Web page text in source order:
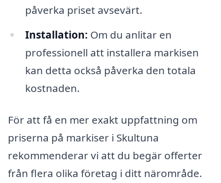
påverka priset avsevärt.
Installation: Om du anlitar en
professionell att installera markisen
kan detta också påverka den totala
kostnaden.
För att få en mer exakt uppfattning om
priserna på markiser i Skultuna
rekommenderar vi att du begär offerter
från flera olika företag i ditt närområde.